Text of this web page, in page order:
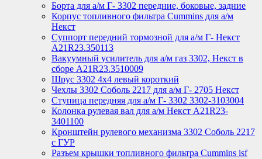
Борта для а/м Г- 3302 передние, боковые, задние
Корпус топливного фильтра Cummins для а/м
Некст
Суппорт передний тормозной для а/м Г- Некст
А21R23.350113
Вакуумный усилитель для а/м газ 3302, Некст в
сборе A21R23.3510009
Шрус 3302 4х4 левый короткий
Чехлы 3302 Соболь 2217 для а/м Г- 2705 Некст
Ступица передняя для а/м Г- 3302 3302-3103004
Колонка рулевая вал для а/м Некст A21R23-
3401100
Кронштейн рулевого механизма 3302 Соболь 2217
с ГУР
Разъем крышки топливного фильтра Cummins isf